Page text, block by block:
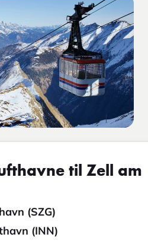
til Zell am
(SZG)
(INN)